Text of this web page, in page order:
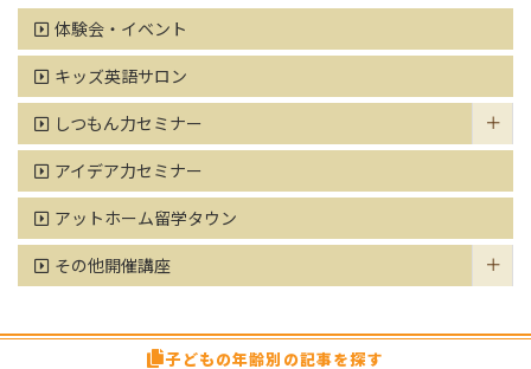
体験会・イベント
キッズ英語サロン
しつもん力セミナー
アイデア力セミナー
アットホーム留学タウン
その他開催講座
子どもの年齢別の記事を探す